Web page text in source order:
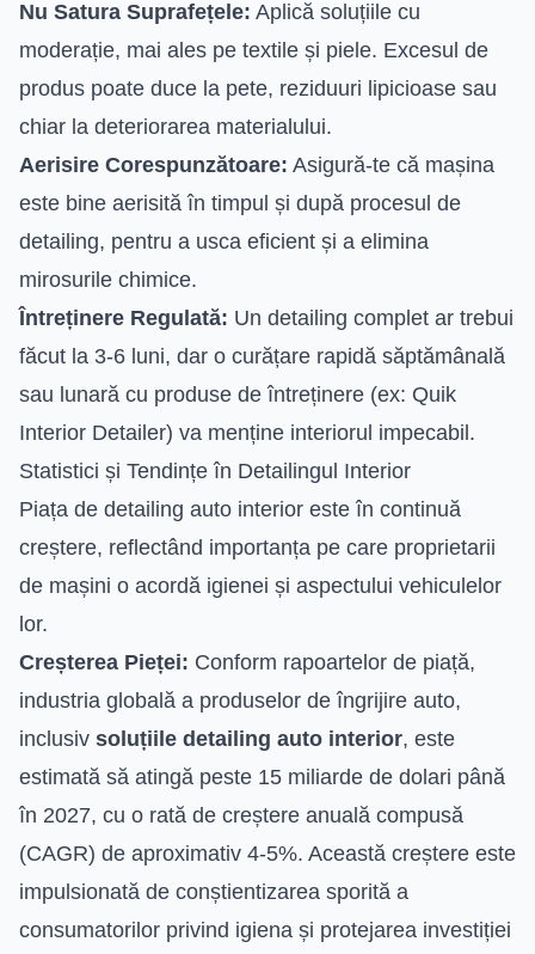
Nu Satura Suprafețele: Aplică soluțiile cu
moderație, mai ales pe textile și piele. Excesul de
produs poate duce la pete, reziduuri lipicioase sau
chiar la deteriorarea materialului.
Aerisire Corespunzătoare: Asigură-te că mașina
este bine aerisită în timpul și după procesul de
detailing, pentru a usca eficient și a elimina
mirosurile chimice.
Întreținere Regulată: Un detailing complet ar trebui
făcut la 3-6 luni, dar o curățare rapidă săptămânală
sau lunară cu produse de întreținere (ex: Quik
Interior Detailer) va menține interiorul impecabil.
Statistici și Tendințe în Detailingul Interior
Piața de detailing auto interior este în continuă
creștere, reflectând importanța pe care proprietarii
de mașini o acordă igienei și aspectului vehiculelor
lor.
Creșterea Pieței: Conform rapoartelor de piață,
industria globală a produselor de îngrijire auto,
inclusiv soluțiile detailing auto interior, este
estimată să atingă peste 15 miliarde de dolari până
în 2027, cu o rată de creștere anuală compusă
(CAGR) de aproximativ 4-5%. Această creștere este
impulsionată de conștientizarea sporită a
consumatorilor privind igiena și protejarea investiției